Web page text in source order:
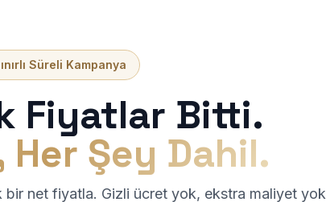
Süreli Kampanya
Fiyatlar Bitti.
Şey Dahil.
bir net fiyatla. Gizli ücret yok, ekstra maliyet yok